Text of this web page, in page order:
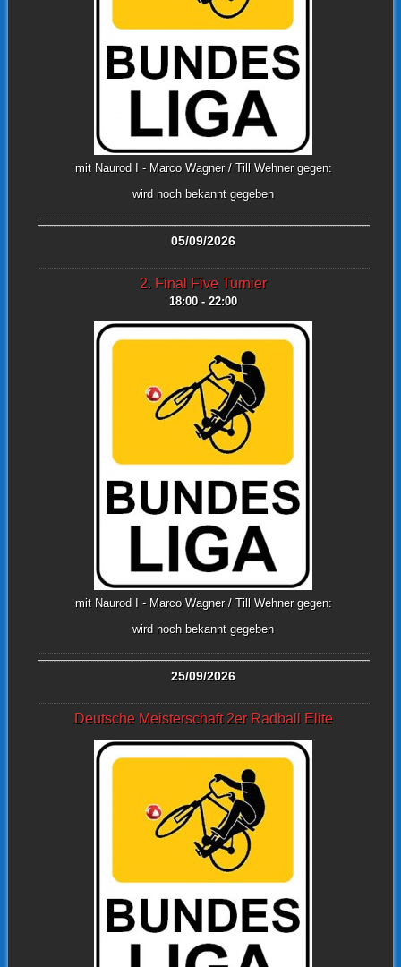
mit Naurod I - Marco Wagner / Till Wehner gegen:
wird noch bekannt gegeben
05/09/2026
2. Final Five Turnier
18:00 - 22:00
mit Naurod I - Marco Wagner / Till Wehner gegen:
wird noch bekannt gegeben
25/09/2026
Deutsche Meisterschaft 2er Radball Elite